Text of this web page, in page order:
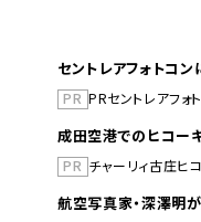
セントレアフォトコ
PR PRセントレアフォ
成田空港でのヒコー
PR チャーリィ古庄ヒ
航空写真家・深澤明